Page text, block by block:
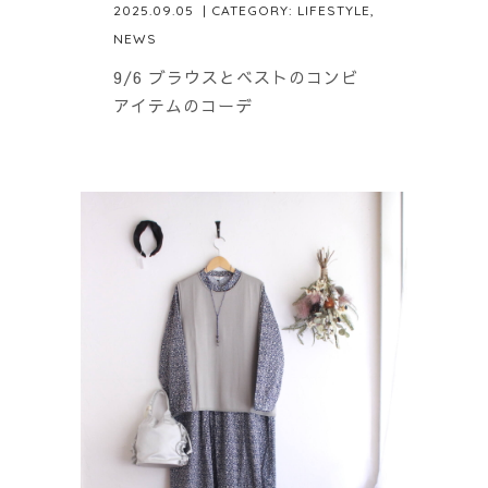
2025.09.05 | CATEGORY: LIFESTYLE,
NEWS
9/6 ブラウスとベストのコンビ
アイテムのコーデ